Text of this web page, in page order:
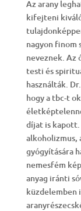
Az arany
kifejteni
nagyon finom
neveznek. Az
testi és
használták.
hogy a tbc-t
díjat is kapott.
alkoholizmus,
gyógyítására
nemesfém
anyag iránti
küzdelemben